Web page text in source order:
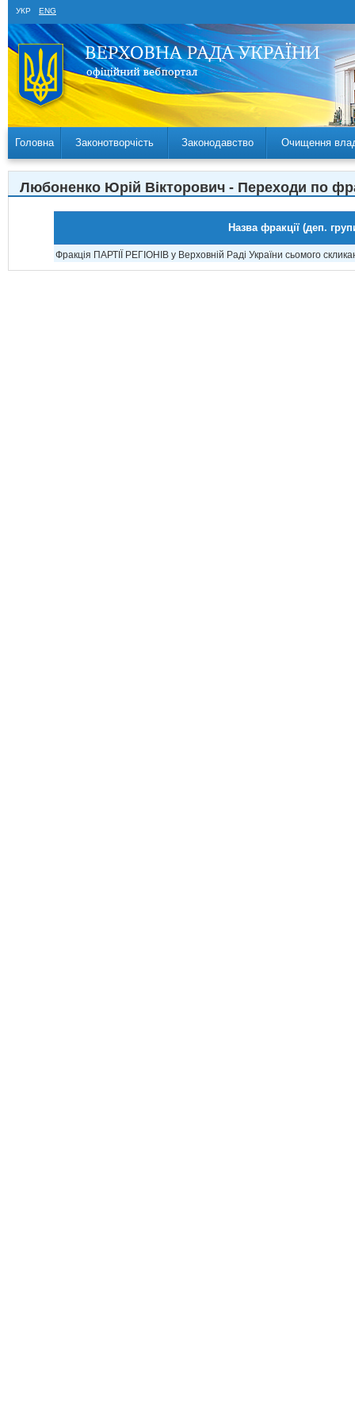
УКР ENG
Головна Законотворчість Законодавство Очищення
Любоненко Юрій Вікторович - Переходи по
Назва фракції (деп.
Фракція ПАРТІЇ РЕГІОНІВ у Верховній Раді України сьомого